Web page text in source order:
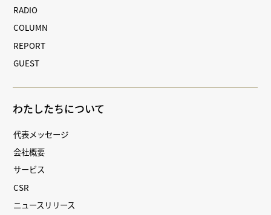
RADIO
COLUMN
REPORT
GUEST
わたしたちについて
代表メッセージ
会社概要
サービス
CSR
ニュースリリース